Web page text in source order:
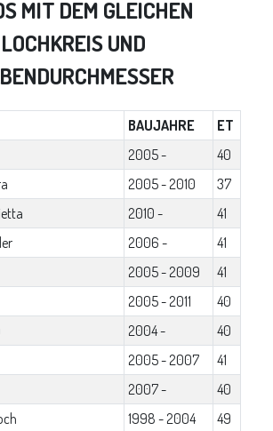
MIT DEM GLEICHEN
LOCHKREIS UND
BAUJAHRE
ET
2005 -
40
2005 - 2010
37
2010 -
41
2006 -
41
2005 - 2009
41
2005 - 2011
40
2004 -
40
2005 - 2007
41
2007 -
40
1998 - 2004
49